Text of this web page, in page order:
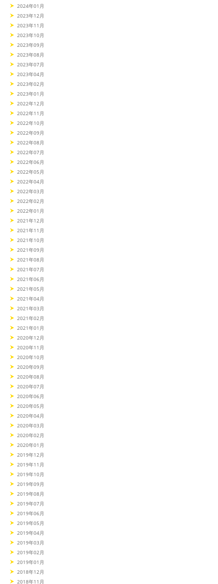
2024年01月
2023年12月
2023年11月
2023年10月
2023年09月
2023年08月
2023年07月
2023年04月
2023年02月
2023年01月
2022年12月
2022年11月
2022年10月
2022年09月
2022年08月
2022年07月
2022年06月
2022年05月
2022年04月
2022年03月
2022年02月
2022年01月
2021年12月
2021年11月
2021年10月
2021年09月
2021年08月
2021年07月
2021年06月
2021年05月
2021年04月
2021年03月
2021年02月
2021年01月
2020年12月
2020年11月
2020年10月
2020年09月
2020年08月
2020年07月
2020年06月
2020年05月
2020年04月
2020年03月
2020年02月
2020年01月
2019年12月
2019年11月
2019年10月
2019年09月
2019年08月
2019年07月
2019年06月
2019年05月
2019年04月
2019年03月
2019年02月
2019年01月
2018年12月
2018年11月